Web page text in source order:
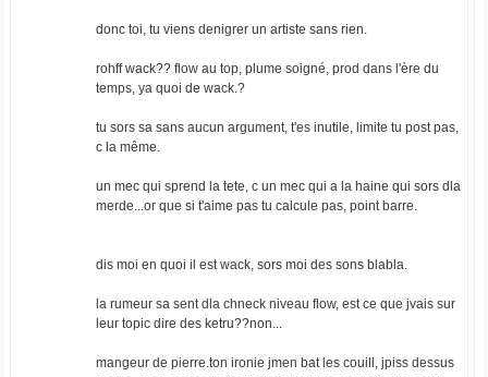
donc toi, tu viens denigrer un artiste sans rien.
rohff wack?? flow au top, plume soigné, prod dans l'ère du
temps, ya quoi de wack.?
tu sors sa sans aucun argument, t'es inutile, limite tu post pas,
c la même.
un mec qui sprend la tete, c un mec qui a la haine qui sors dla
merde...or que si t'aime pas tu calcule pas, point barre.
dis moi en quoi il est wack, sors moi des sons blabla.
la rumeur sa sent dla chneck niveau flow, est ce que jvais sur
leur topic dire des ketru??non...
mangeur de pierre.ton ironie jmen bat les couill, jpiss dessus